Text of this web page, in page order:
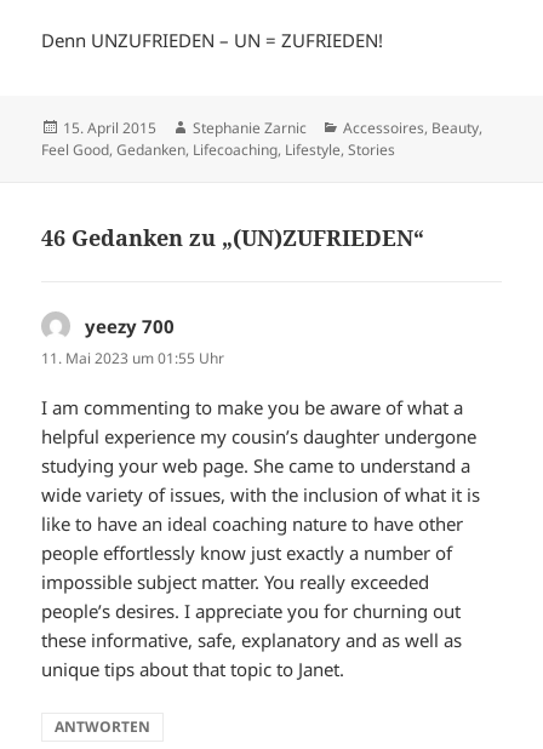
Denn UNZUFRIEDEN – UN = ZUFRIEDEN!
Veröffentlicht
am
15. April 2015 Autor
Stephanie Zarnic Kategorien
Accessoires, Beauty,
Feel Good,Gedanken, Lifecoaching, Lifestyle,Stories
46 Gedanken zu „(UN)ZUFRIEDEN“
yeezy 700
11. Mai 2023 um 01:55 Uhr
I am commenting to make you be aware of what a
helpful experience my cousin’s daughter undergone
studying your web page. She came to understand a
wide variety of issues, with the inclusion of what it is
like to have an ideal coaching nature to have other
people effortlessly know just exactly a number of
impossible subject matter. You really exceeded
people’s desires. I appreciate you for churning out
these informative, safe, explanatory and as well as
unique tips about that topic to Janet.
ANTWORTEN